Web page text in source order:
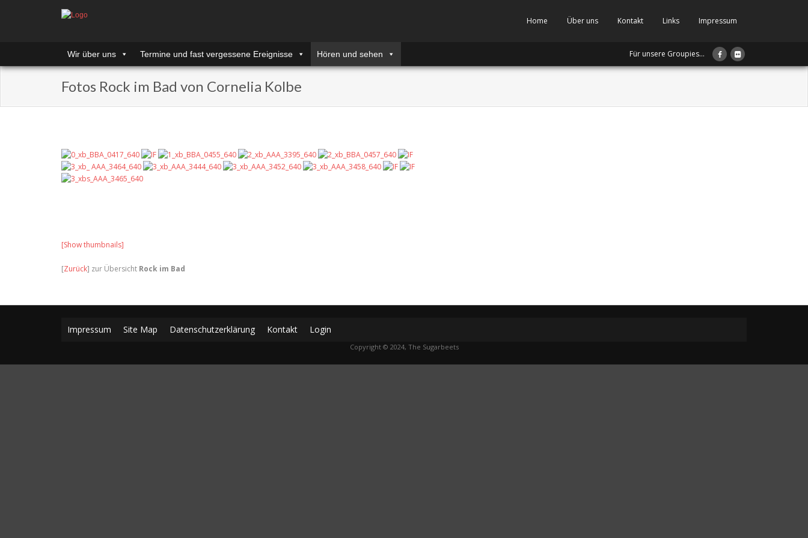
Home Über uns Kontakt Links Impressum
Wir über uns Termine und fast vergessene Ereignisse Hören und sehen Für unsere Groupies...
Fotos Rock im Bad von Cornelia Kolbe
[Show thumbnails]
[Zurück] zur Übersicht Rock im Bad
Impressum Site Map Datenschutzerklärung Kontakt Login
Copyright © 2024, The Sugarbeets